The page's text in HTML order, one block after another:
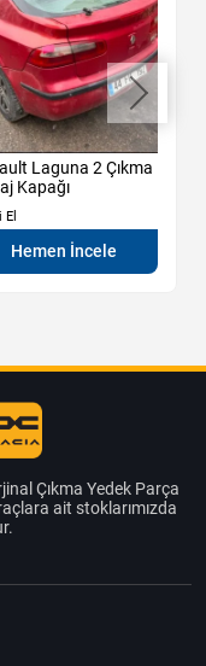
Laguna 2 Çıkma
Kapağı
El
Hemen İncele
Çıkma Yedek Parça
ait stoklarımızda